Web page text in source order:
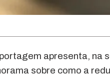
apresenta, na
sobre como a